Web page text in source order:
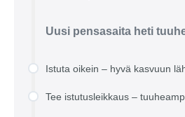
Uusi pensasaita heti
Istuta oikein – hyvä kasvuun
Tee istutusleikkaus –